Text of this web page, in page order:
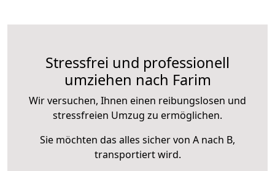
Stressfrei und professionell
umziehen nach Farim
Wir versuchen, Ihnen einen reibungslosen und
stressfreien Umzug zu ermöglichen.
Sie möchten das alles sicher von A nach B,
transportiert wird.